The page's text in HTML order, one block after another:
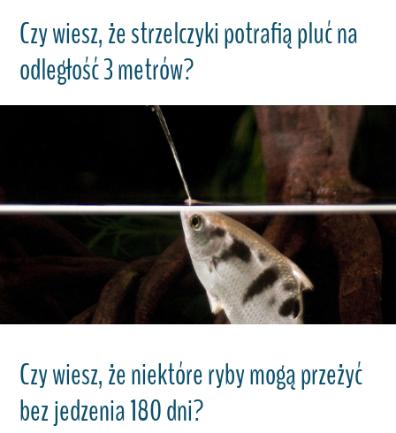
Czy wiesz, że strzelczyki potrafią pluć na
odległość 3 metrów?
Czy wiesz, że niektóre ryby mogą przeżyć
bez jedzenia 180 dni?